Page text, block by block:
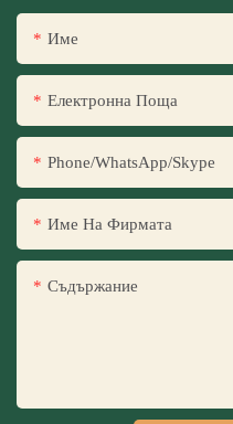
Име
Електронна Поща
Phone/WhatsApp/Skype
Име На Фирмата
Съдържание